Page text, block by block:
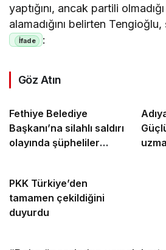
yaptığını, ancak partili
alamadığını belirten
:
Göz Atın
Fethiye Belediye
Başkanı’na silahlı saldırı
olayında şüpheliler
PKK Türkiye’den
tamamen çekildiğini
duyurdu